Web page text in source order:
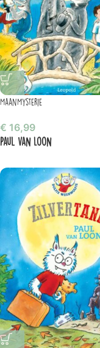
MaanMysterie
€ 16,99
Paul van Loon